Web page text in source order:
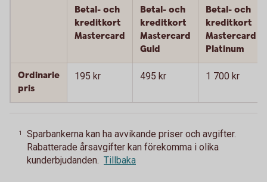
Betal- och
kreditkort
Mastercard
Betal- och
kreditkort
Mastercard
Guld
Betal- och
kreditkort
Mastercard
Platinum
Ordinarie
pris
195 kr 495 kr 1 700 kr
1
Sparbankerna kan ha avvikande priser och avgifter.
Rabatterade årsavgifter kan förekomma i olika
kunderbjudanden. Tillbaka